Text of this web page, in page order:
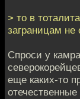
> то в
заграницам не
Спроси у
еще каких-то